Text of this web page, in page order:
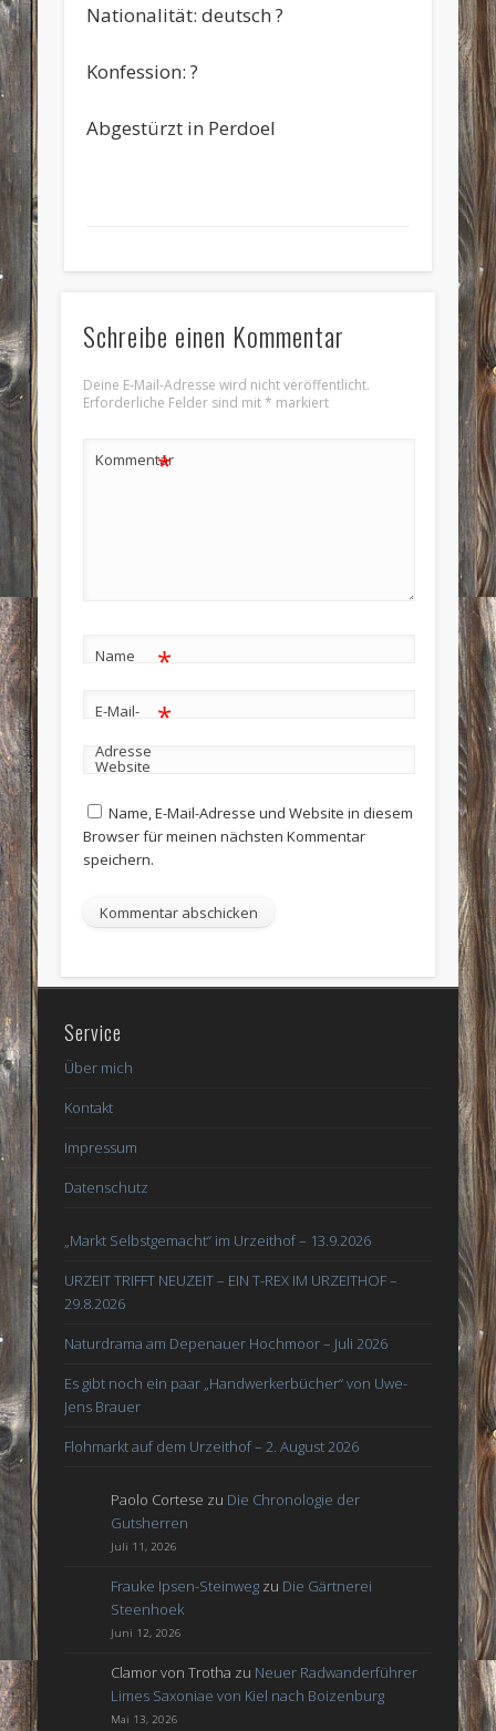
Nationalität: deutsch ?
Konfession: ?
Abgestürzt in Perdoel
Schreibe einen Kommentar
Deine E-Mail-Adresse wird nicht veröffentlicht.
Erforderliche Felder sind mit* markiert
Kommentar
*
Name *
E-Mail-
Adresse
*
Website
Name, E-Mail-Adresse und Website in diesem
Browser für meinen nächsten Kommentar
speichern.
Service
Über mich
Kontakt
Impressum
Datenschutz
„Markt Selbstgemacht“ im Urzeithof – 13.9.2026
URZEIT TRIFFT NEUZEIT – EIN T-REX IM URZEITHOF –
29.8.2026
Naturdrama am Depenauer Hochmoor – Juli 2026
Es gibt noch ein paar „Handwerkerbücher“ von Uwe-
Jens Brauer
Flohmarkt auf dem Urzeithof – 2. August 2026
Paolo Cortese zu Die Chronologie der
Gutsherren
Juli 11, 2026
Frauke Ipsen-Steinweg zu Die Gärtnerei
Steenhoek
Juni 12, 2026
Clamor von Trotha zu Neuer Radwanderführer
Limes Saxoniae von Kiel nach Boizenburg
Mai 13, 2026